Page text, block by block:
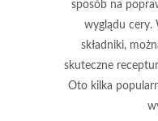
sposób na
wyglądu cery.
składniki,
skuteczne
Oto kilka